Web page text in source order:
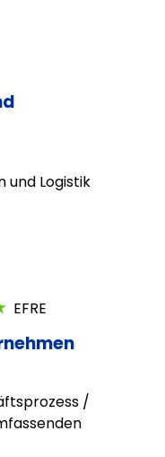
und Logistik
EFRE
/